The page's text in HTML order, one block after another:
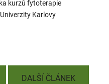
kurzů fytoterapie
Karlovy
DALŠÍ ČLÁNEK